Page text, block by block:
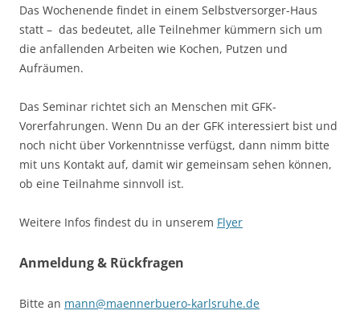
Das Wochenende findet in einem Selbstversorger-Haus
statt – das bedeutet, alle Teilnehmer kümmern sich um
die anfallenden Arbeiten wie Kochen, Putzen und
Aufräumen.
Das Seminar richtet sich an Menschen mit GFK-
Vorerfahrungen. Wenn Du an der GFK interessiert bist und
noch nicht über Vorkenntnisse verfügst, dann nimm bitte
mit uns Kontakt auf, damit wir gemeinsam sehen können,
ob eine Teilnahme sinnvoll ist.
Weitere Infos findest du in unserem Flyer
Anmeldung & Rückfragen
Bitte an mann@maennerbuero-karlsruhe.de